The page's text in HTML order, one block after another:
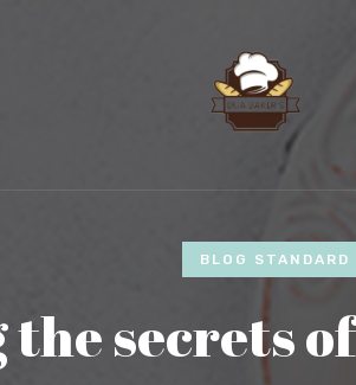
BLOG STANDARD
secrets